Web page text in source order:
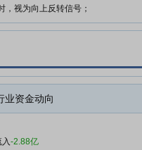
，视为向上反转信号；
业资金动向
-2.88亿